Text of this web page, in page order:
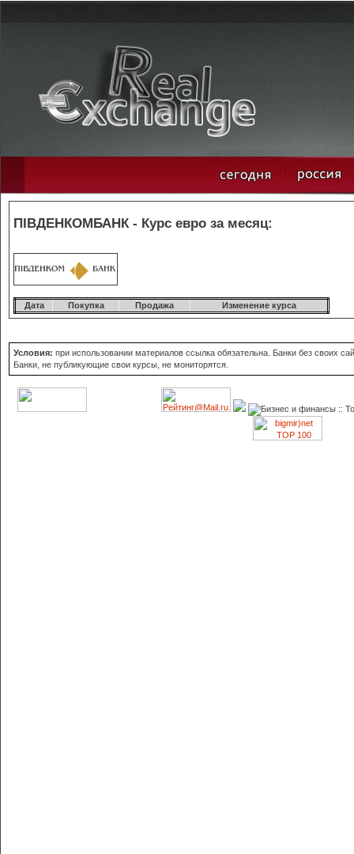
ПІВДЕНКОМБАНК - Курс евро за месяц:
Дата Покупка Продажа Изменение курса
Условия: при использовании материалов ссылка обязательна. Банки без своих
Банки, не публикующие свои курсы, не мониторятся.